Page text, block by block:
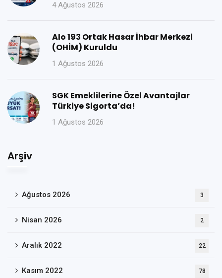
4 Ağustos 2026
Alo 193 Ortak Hasar İhbar Merkezi
(OHİM) Kuruldu
1 Ağustos 2026
SGK Emeklilerine Özel Avantajlar
Türkiye Sigorta’da!
1 Ağustos 2026
Arşiv
Ağustos 2026 3
Nisan 2026 2
Aralık 2022 22
Kasım 2022 78